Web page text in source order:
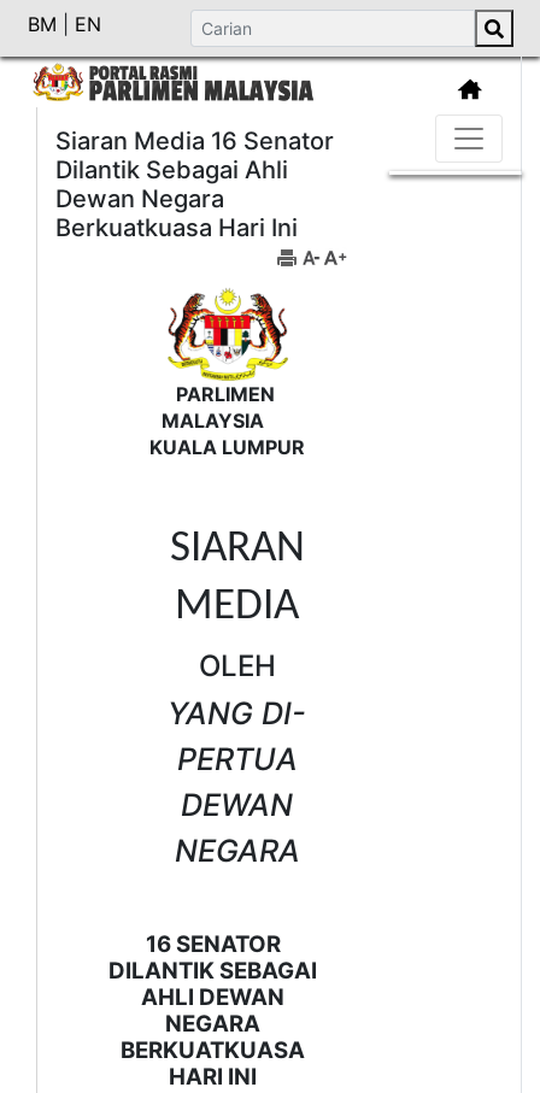
BM EN
Siaran Media 16 Senator
Dilantik Sebagai Ahli
Dewan Negara
Berkuatkuasa Hari Ini
PARLIMEN
MALAYSIA
KUALA LUMPUR
SIARAN
MEDIA
OLEH
YANG DI-
PERTUA
DEWAN
NEGARA
16 SENATOR
DILANTIK SEBAGAI
AHLI DEWAN
NEGARA
BERKUATKUASA
HARI INI